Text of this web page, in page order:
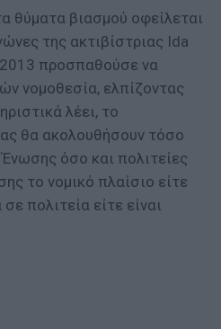
θύματα βιασμού οφείλεται
της ακτιβίστριας Ida
προσπαθούσε να
νομοθεσία, ελπίζοντας
λέει, το
θα ακολουθήσουν τόσο
όσο και πολιτείες
το νομικό πλαίσιο είτε
πολιτεία είτε είναι